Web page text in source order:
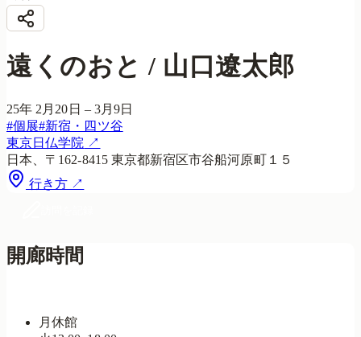
遠くのおと / 山口遼太郎
25年 2月20日 – 3月9日
#個展#新宿・四ツ谷
東京日仏学院 ↗
日本、〒162-8415 東京都新宿区市谷船河原町１５
行き方 ↗
開廊時間
月休館